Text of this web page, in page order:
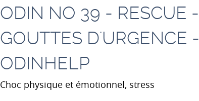
ODIN NO 39 - RESCUE -
GOUTTES D'URGENCE -
ODINHELP
Choc physique et émotionnel, stress